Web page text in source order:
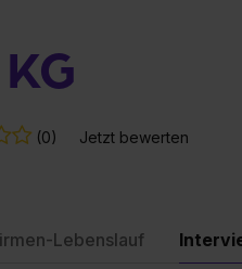
(0) Jetzt bewerten
Lebenslauf